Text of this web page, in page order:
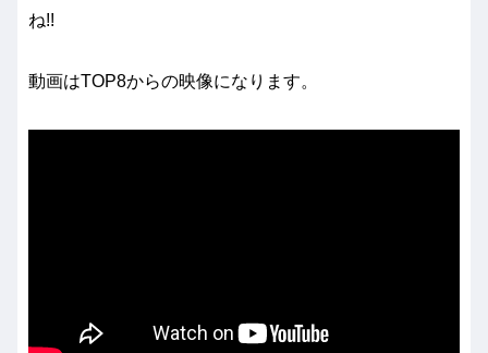
ね!!
動画はTOP8からの映像になります。